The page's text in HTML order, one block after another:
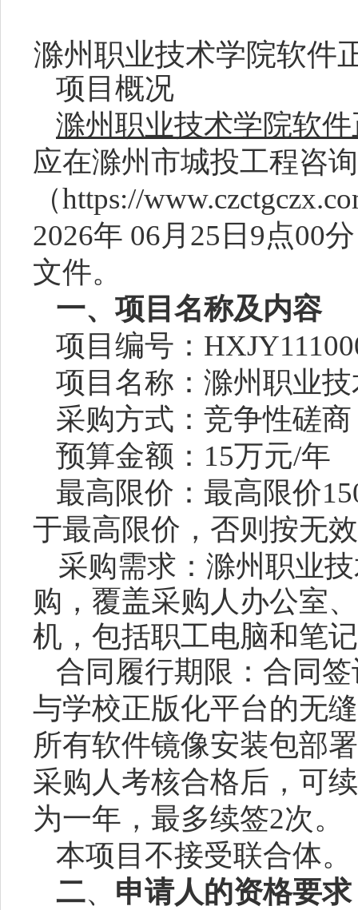
滁州职业技术学院软件
项目概况
滁州职业技术学院软
应在滁州市城投工程咨
（https://
2026年 06月25日9点00
文件。
一、项目名称及内容
项目编号：
项目名称：滁州职业
采购方式：竞争性磋商
预算金额： 15万元/年
最高限价：最高限价
于最高限价，否则按无
采购需求： 滁州职业
购，覆盖采购人办公室
机，包括职工电脑和笔
合同履行期限：合同
与学校正版化平台的无
所有软件镜像安装包部署
采购人考核合格后，可
为一年，最多续签2次。
本项目不接受联合体。
二、 申请人的资格要求